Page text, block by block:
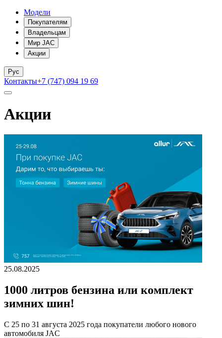
Модели
Покупателям
Владельцам
Мир JAC
Акции
Рус
Контакты+7 (747) 094 19 69
Акции
25.08.2025
1000 литров бензина или комплект
зимних шин!
С 25 по 31 августа 2025 года покупатели любого нового
автомобиля JAC